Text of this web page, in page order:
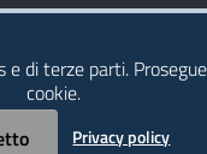
di terze parti.
cookie.
Privacy policy